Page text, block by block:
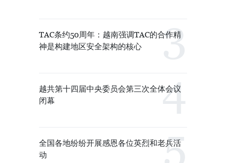
TAC条约50周年：越南强调TAC的合作精
神是构建地区安全架构的核心
越共第十四届中央委员会第三次全体会议
闭幕
全国各地纷纷开展感恩各位英烈和老兵活
动